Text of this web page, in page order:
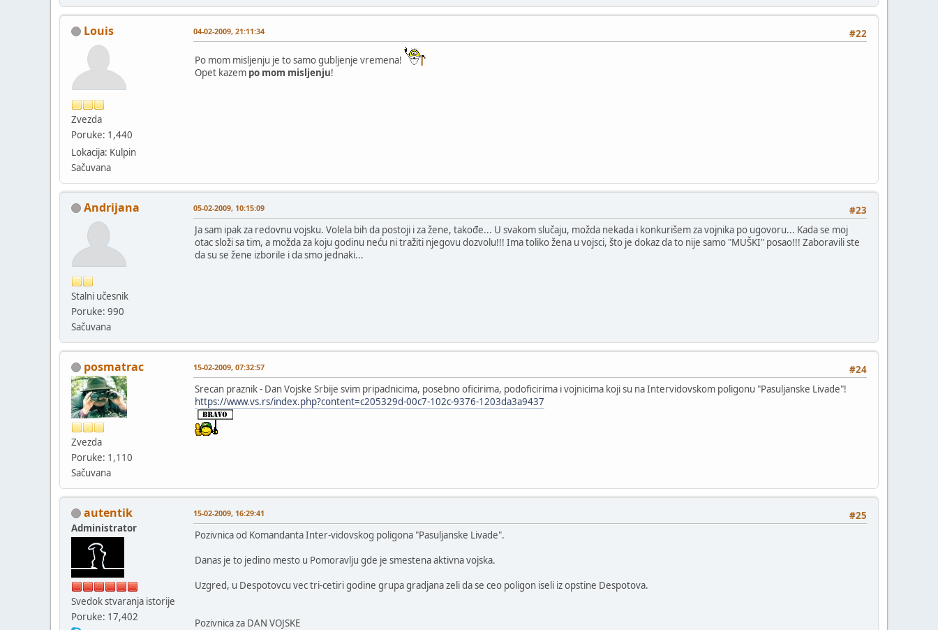
Louis
Zvezda
Poruke: 1,440
Lokacija: Kulpin
Sačuvana
#22
04-02-2009, 21:11:34
Po mom misljenju je to samo gubljenje vremena!
Opet kazem po mom misljenju!
Andrijana
Stalni učesnik
Poruke: 990
Sačuvana
#23
05-02-2009, 10:15:09
Ja sam ipak za redovnu vojsku. Volela bih da postoji i za žene, takođe... U svakom slučaju, možda nekada i konkurišem za vojnika po ugovoru... Kada se moj
otac složi sa tim, a možda za koju godinu neću ni tražiti njegovu dozvolu!!! Ima toliko žena u vojsci, što je dokaz da to nije samo "MUŠKI" posao!!! Zaboravili ste
da su se žene izborile i da smo jednaki...
posmatrac
Zvezda
Poruke: 1,110
Sačuvana
#24
15-02-2009, 07:32:57
Srecan praznik - Dan Vojske Srbije svim pripadnicima, posebno oficirima, podoficirima i vojnicima koji su na Intervidovskom poligonu "Pasuljanske Livade"!
https://www.vs.rs/index.php?content=c205329d-00c7-102c-9376-1203da3a9437
autentik
Administrator
Svedok stvaranja istorije
Poruke: 17,402
#25
15-02-2009, 16:29:41
Pozivnica od Komandanta Inter-vidovskog poligona "Pasuljanske Livade".
Danas je to jedino mesto u Pomoravlju gde je smestena aktivna vojska.
Uzgred, u Despotovcu vec tri-cetiri godine grupa gradjana zeli da se ceo poligon iseli iz opstine Despotova.
Pozivnica za DAN VOJSKE